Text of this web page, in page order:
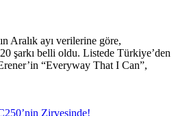
Aralık ayı verilerine göre,
şarkı belli oldu. Listede Türkiye’den
“Everyway That I Can”,